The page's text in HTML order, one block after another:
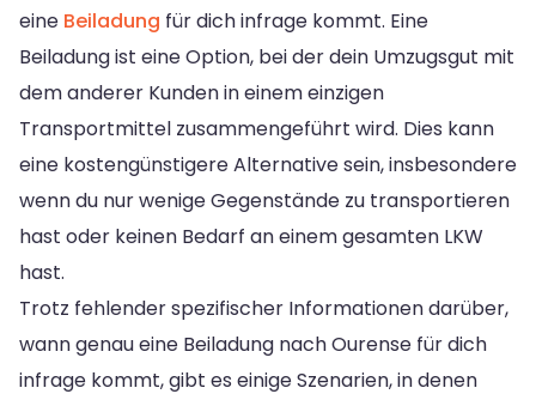
eine Beiladung für dich infrage kommt. Eine
Beiladung ist eine Option, bei der dein Umzugsgut mit
dem anderer Kunden in einem einzigen
Transportmittel zusammengeführt wird. Dies kann
eine kostengünstigere Alternative sein, insbesondere
wenn du nur wenige Gegenstände zu transportieren
hast oder keinen Bedarf an einem gesamten LKW
hast.
Trotz fehlender spezifischer Informationen darüber,
wann genau eine Beiladung nach Ourense für dich
infrage kommt, gibt es einige Szenarien, in denen